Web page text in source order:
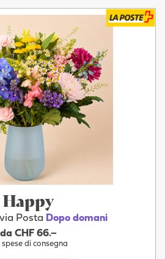
Happy
Posta Dopo domani
da CHF 66.–
spese di consegna